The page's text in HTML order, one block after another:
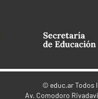
© educ.arTodos
Av. Comodoro